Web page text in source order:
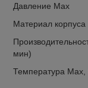
Давление Max
Материал корпуса
мин)
Температура